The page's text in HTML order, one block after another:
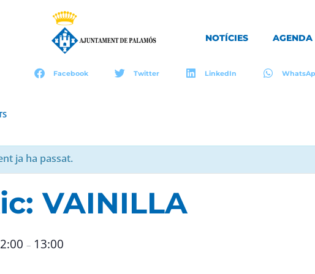
NOTÍCIES AGENDA
Facebook Twitter LinkedIn
ja ha passat.
VAINILLA
– 13:00